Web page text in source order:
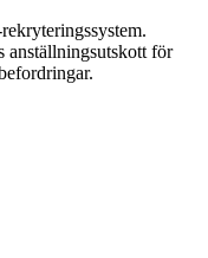
anställningsutskott för